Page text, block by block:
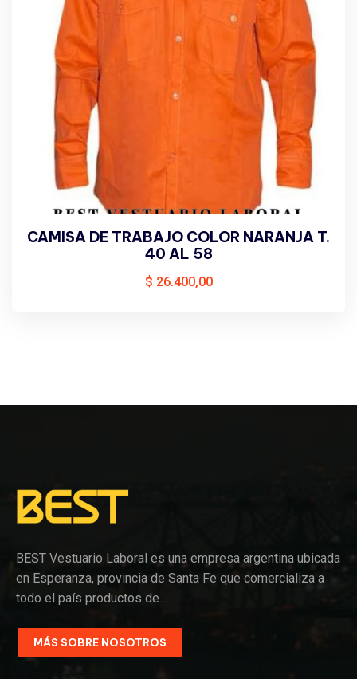
CAMISA DE TRABAJO COLOR NARANJA T.
40 AL 58
$ 26.400,00
BEST Vestuario Laboral es una empresa argentina ubicada
en Esperanza, provincia de Santa Fe que comercializa a
todo el país productos de…
MÁS SOBRE NOSOTROS